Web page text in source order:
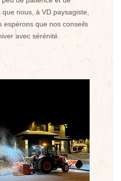
nous, à VD paysagiste,
espérons que nos conseils
avec sérénité.